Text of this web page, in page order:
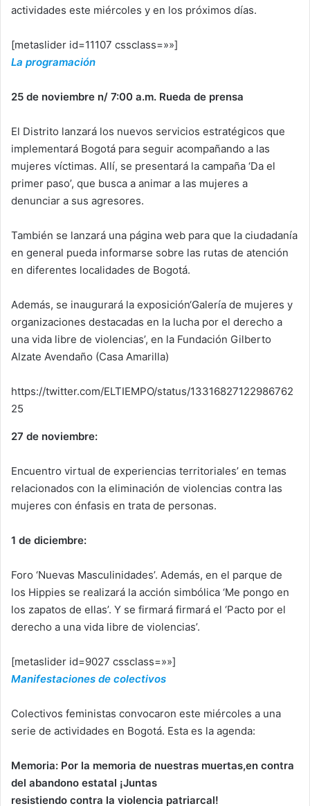
actividades este miércoles y en los próximos días.
[metaslider id=11107 cssclass=»»]
La programación
25 de noviembre n/ 7:00 a.m. Rueda de prensa
El Distrito lanzará los nuevos servicios estratégicos que
implementará Bogotá para seguir acompañando a las
mujeres víctimas. Allí, se presentará la campaña ‘Da el
primer paso’, que busca a animar a las mujeres a
denunciar a sus agresores.
También se lanzará una página web para que la ciudadanía
en general pueda informarse sobre las rutas de atención
en diferentes localidades de Bogotá.
Además, se inaugurará la exposición‘Galería de mujeres y
organizaciones destacadas en la lucha por el derecho a
una vida libre de violencias’, en la Fundación Gilberto
Alzate Avendaño (Casa Amarilla)
https://twitter.com/ELTIEMPO/status/13316827122986762
25
27 de noviembre:
Encuentro virtual de experiencias territoriales’ en temas
relacionados con la eliminación de violencias contra las
mujeres con énfasis en trata de personas.
1 de diciembre:
Foro ‘Nuevas Masculinidades’. Además, en el parque de
los Hippies se realizará la acción simbólica ‘Me pongo en
los zapatos de ellas’. Y se firmará firmará el ‘Pacto por el
derecho a una vida libre de violencias’.
[metaslider id=9027 cssclass=»»]
Manifestaciones de colectivos
Colectivos feministas convocaron este miércoles a una
serie de actividades en Bogotá. Esta es la agenda:
Memoria: Por la memoria de nuestras muertas,en contra
del abandono estatal ¡Juntas
resistiendo contra la violencia patriarcal!